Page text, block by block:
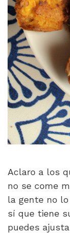
Aclaro a los
no se come
la gente no
sí que tiene
puedes